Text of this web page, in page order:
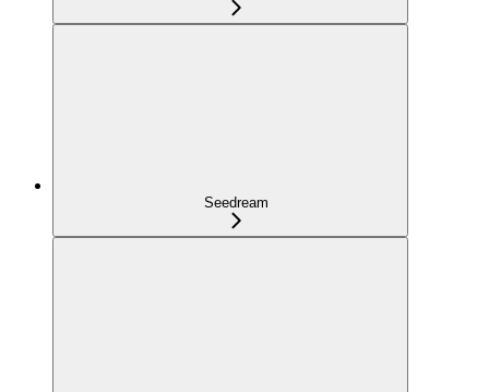
Seedream